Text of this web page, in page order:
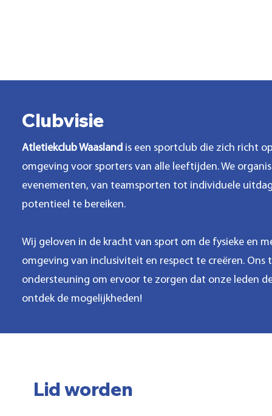
Clubvisie
Atletiekclub Waasland is een sportclub die zich richt
omgeving voor sporters van alle leeftijden. We
evenementen, van teamsporten tot individuele
potentieel te bereiken.
Wij geloven in de kracht van sport om de fysieke en
omgeving van inclusiviteit en respect te creëren.
ondersteuning om ervoor te zorgen dat onze leden
ontdek de mogelijkheden!
Lid worden